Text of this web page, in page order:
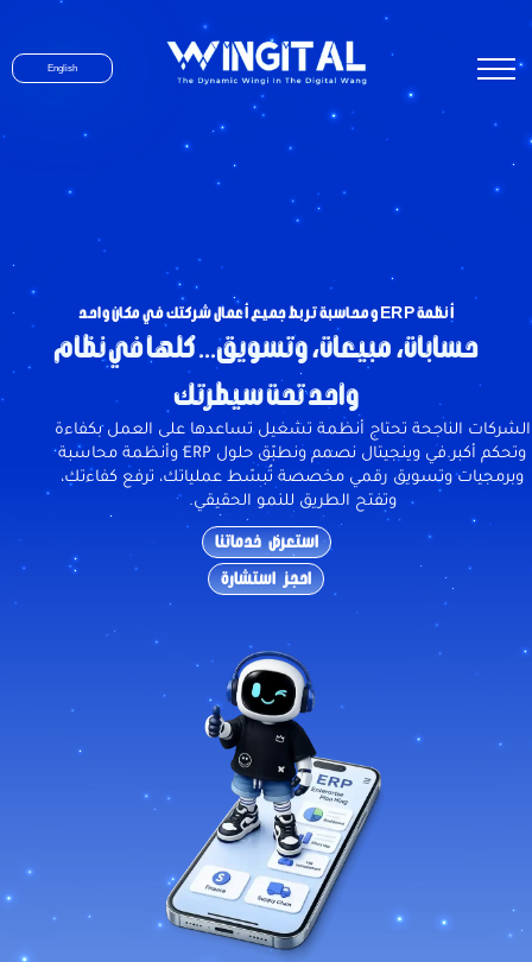
English
أنظمة ERP ومحاسبة تربط جميع أعمال شركتك في مكان واحد
حسابات، مبيعات، وتسويق... كلها في نظام
واحد تحت سيطرتك
الشركات الناجحة تحتاج أنظمة تشغيل تساعدها على العمل بكفاءة
وتحكم أكبر.في وينجيتال نصمم ونطبّق حلول ERP وأنظمة محاسبة
وبرمجيات وتسويق رقمي مخصصة تُبسّط عملياتك، ترفع كفاءتك،
وتفتح الطريق للنمو الحقيقي.
استعرض خدماتنا
احجز استشارة